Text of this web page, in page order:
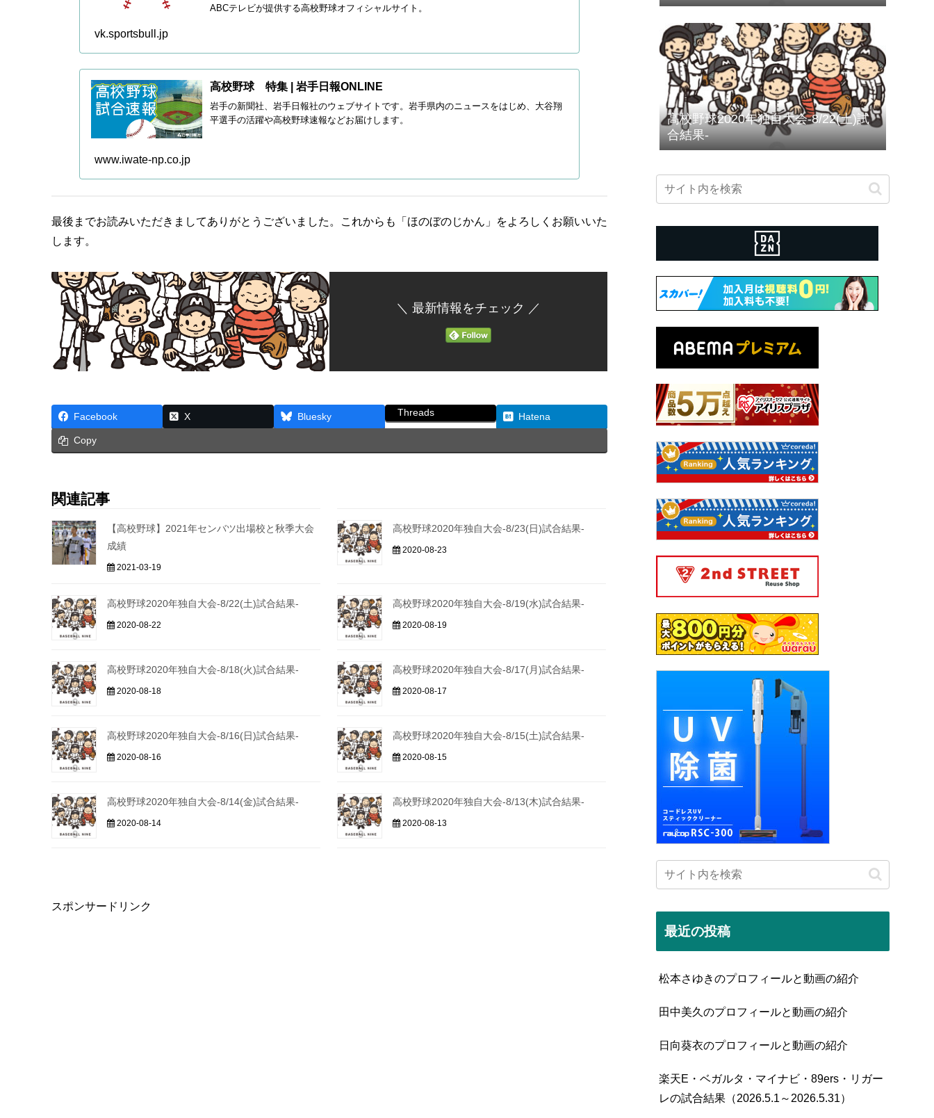
ABCテレビが提供する高校野球オフィシャルサイト。
vk.sportsbull.jp
高校野球 特集 | 岩手日報ONLINE
岩手の新聞社、岩手日報社のウェブサイトです。岩手県内のニュースをはじめ、大谷翔
平選手の活躍や高校野球速報などお届けします。
www.iwate-np.co.jp
最後までお読みいただきましてありがとうございました。これからも「ほのぼのじかん」をよろしくお願いいた
します。
＼ 最新情報をチェック ／
Facebook X Bluesky Threads Hatena
Copy
関連記事
【高校野球】2021年センバツ出場校と秋季大会
成績
2021-03-19
高校野球2020年独自大会-8/23(日)試合結果-
2020-08-23
高校野球2020年独自大会-8/22(土)試合結果-
2020-08-22
高校野球2020年独自大会-8/19(水)試合結果-
2020-08-19
高校野球2020年独自大会-8/18(火)試合結果-
2020-08-18
高校野球2020年独自大会-8/17(月)試合結果-
2020-08-17
高校野球2020年独自大会-8/16(日)試合結果-
2020-08-16
高校野球2020年独自大会-8/15(土)試合結果-
2020-08-15
高校野球2020年独自大会-8/14(金)試合結果-
2020-08-14
高校野球2020年独自大会-8/13(木)試合結果-
2020-08-13
スポンサードリンク
高校野球2020年独自大会-8/22(土)試
合結果-
最近の投稿
松本さゆきのプロフィールと動画の紹介
田中美久のプロフィールと動画の紹介
日向葵衣のプロフィールと動画の紹介
楽天E・ベガルタ・マイナビ・89ers・リガー
レの試合結果（2026.5.1～2026.5.31）